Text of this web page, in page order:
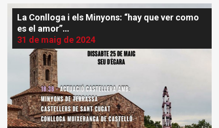
La Conlloga i els Minyons: “hay que ver como
es el amor”…
31 de maig de 2024